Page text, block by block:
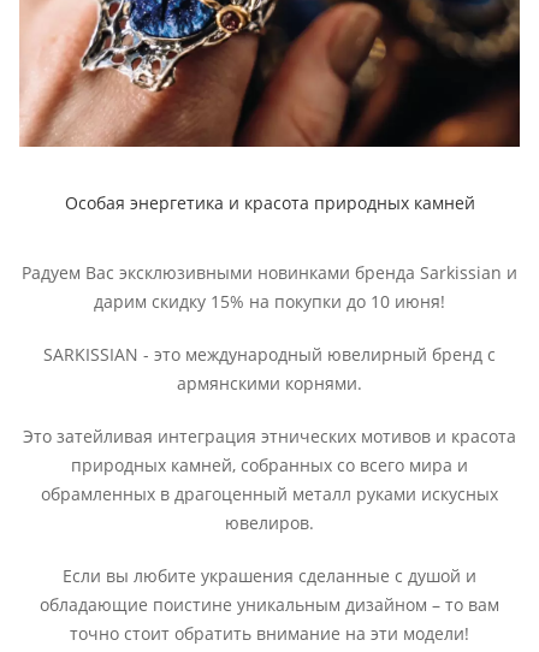
Особая энергетика и красота природных камней
Радуем Вас эксклюзивными новинками бренда Sarkissian и
дарим скидку 15% на покупки до 10 июня!
SARKISSIAN - это международный ювелирный бренд с
армянскими корнями.
Это затейливая интеграция этнических мотивов и красота
природных камней, собранных со всего мира и
обрамленных в драгоценный металл руками искусных
ювелиров.
Если вы любите украшения сделанные с душой и
обладающие поистине уникальным дизайном – то вам
точно стоит обратить внимание на эти модели!